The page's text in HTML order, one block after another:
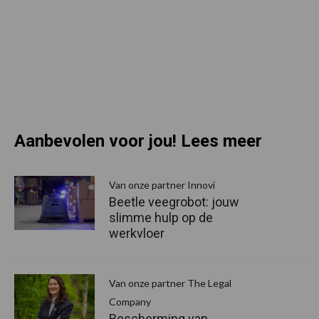
Aanbevolen voor jou! Lees meer
Van onze partner Innovi
Beetle veegrobot: jouw
slimme hulp op de
werkvloer
Van onze partner The Legal
Company